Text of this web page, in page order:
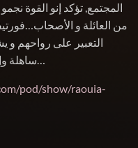
المجتمع, تؤكد إنو القوة
من العائلة و
التعبير على رواحهم
ساهلة وإلاّ صعيبة، تساهم في بناء شخصية قوية…
pod/show/raouia-